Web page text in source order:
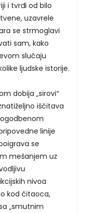
i tvrđi od bilo
uzavrele
se strmoglavi
sam, kako
slučaju
ljudske istorije.
dobija „sirovi“
iščitava
linije
se
mešanjem uz
nivoa
kod čitaoca,
„smutnim